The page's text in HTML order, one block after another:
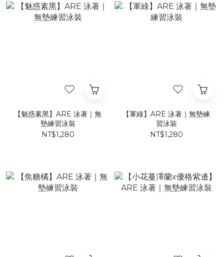
【魅惑素黑】ARE 泳著｜無
墊練習泳裝
NT$1,280
【軍綠】ARE 泳著｜無墊練
習泳裝
NT$1,280